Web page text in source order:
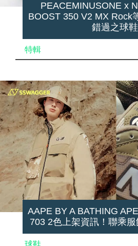
PEACEMINUSONE x
BOOST 350 V2 MX Rock
錯過之球鞋
特輯
AAPE BY A BATHING
703 2色上架資訊！聯乘
球鞋